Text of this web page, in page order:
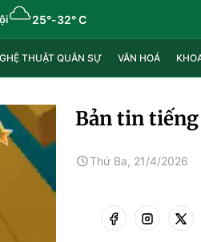
25°-32° C
THUẬT QUÂN SỰ VĂN HOÁ
Bản tin tiếng
Thứ Ba, 21/4/2026